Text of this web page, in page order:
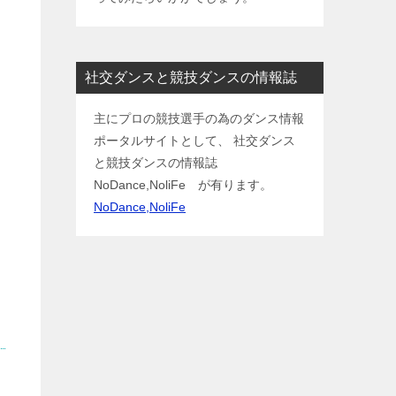
社交ダンスと競技ダンスの情報誌
主にプロの競技選手の為のダンス情報
ポータルサイトとして、 社交ダンス
と競技ダンスの情報誌
NoDance,NoliFe が有ります。
NoDance,NoliFe